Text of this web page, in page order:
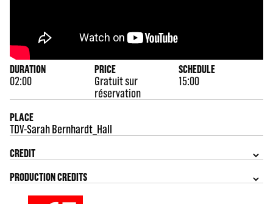
DURATION
02:00
PRICE
Gratuit sur
réservation
SCHEDULE
15:00
PLACE
TDV-Sarah Bernhardt_Hall
CREDIT
PRODUCTION CREDITS